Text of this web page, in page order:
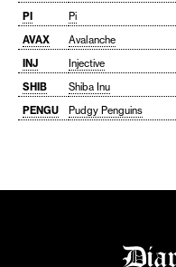
PI
Pi
AVAX
Avalanche
INJ
Injective
SHIB
Shiba Inu
PENGU
Pudgy Penguins